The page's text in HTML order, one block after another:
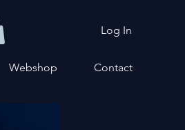
Log In
Webshop Contact